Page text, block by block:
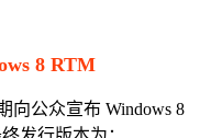
8 RTM
公众宣布 Windows 8